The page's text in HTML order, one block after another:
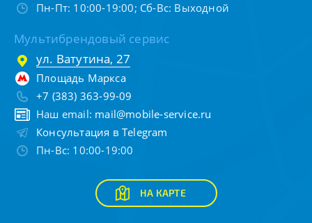
Пн-Пт: 10:00-19:00; Сб-Вс: Выходной
Мультибрендовый сервис
ул. Ватутина, 27
Площадь Маркса
+7 (383) 363-99-09
Наш email: mail@mobile-service.ru
Консультация в Telegram
Пн-Вс: 10:00-19:00
НА КАРТЕ